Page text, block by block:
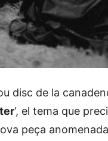
disc de la
‘, el tema que
peça anomenada